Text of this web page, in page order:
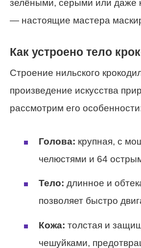
зелёными, серыми или даже
— настоящие мастера
Как устроено тело
Строение нильского
произведение искусства
рассмотрим его
Голова: крупная, с
челюстями и 64
Тело: длинное и
позволяет быстро
Кожа: толстая и
чешуйками,